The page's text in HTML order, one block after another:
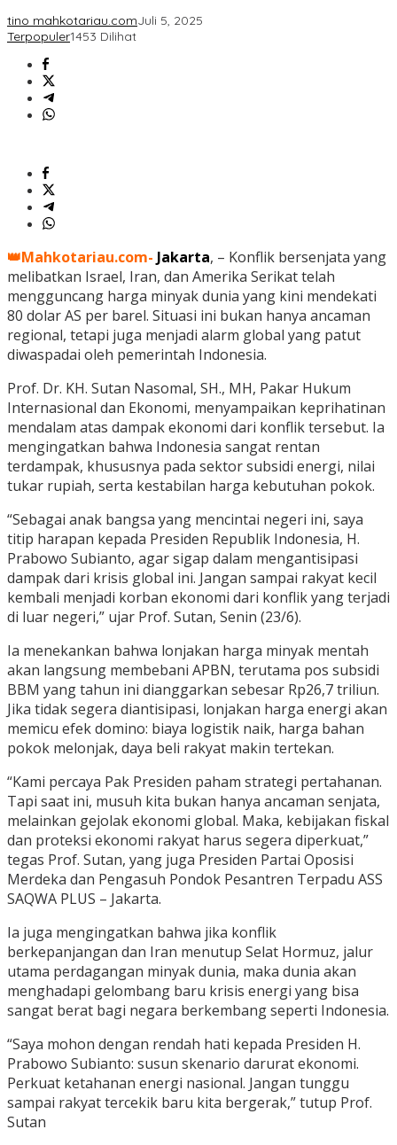
tino mahkotariau.comJuli 5, 2025
Terpopuler1453 Dilihat
👑Mahkotariau.com- Jakarta, – Konflik bersenjata yang
melibatkan Israel, Iran, dan Amerika Serikat telah
mengguncang harga minyak dunia yang kini mendekati
80 dolar AS per barel. Situasi ini bukan hanya ancaman
regional, tetapi juga menjadi alarm global yang patut
diwaspadai oleh pemerintah Indonesia.
Prof. Dr. KH. Sutan Nasomal, SH., MH, Pakar Hukum
Internasional dan Ekonomi, menyampaikan keprihatinan
mendalam atas dampak ekonomi dari konflik tersebut. Ia
mengingatkan bahwa Indonesia sangat rentan
terdampak, khususnya pada sektor subsidi energi, nilai
tukar rupiah, serta kestabilan harga kebutuhan pokok.
“Sebagai anak bangsa yang mencintai negeri ini, saya
titip harapan kepada Presiden Republik Indonesia, H.
Prabowo Subianto, agar sigap dalam mengantisipasi
dampak dari krisis global ini. Jangan sampai rakyat kecil
kembali menjadi korban ekonomi dari konflik yang terjadi
di luar negeri,” ujar Prof. Sutan, Senin (23/6).
Ia menekankan bahwa lonjakan harga minyak mentah
akan langsung membebani APBN, terutama pos subsidi
BBM yang tahun ini dianggarkan sebesar Rp26,7 triliun.
Jika tidak segera diantisipasi, lonjakan harga energi akan
memicu efek domino: biaya logistik naik, harga bahan
pokok melonjak, daya beli rakyat makin tertekan.
“Kami percaya Pak Presiden paham strategi pertahanan.
Tapi saat ini, musuh kita bukan hanya ancaman senjata,
melainkan gejolak ekonomi global. Maka, kebijakan fiskal
dan proteksi ekonomi rakyat harus segera diperkuat,”
tegas Prof. Sutan, yang juga Presiden Partai Oposisi
Merdeka dan Pengasuh Pondok Pesantren Terpadu ASS
SAQWA PLUS – Jakarta.
Ia juga mengingatkan bahwa jika konflik
berkepanjangan dan Iran menutup Selat Hormuz, jalur
utama perdagangan minyak dunia, maka dunia akan
menghadapi gelombang baru krisis energi yang bisa
sangat berat bagi negara berkembang seperti Indonesia.
“Saya mohon dengan rendah hati kepada Presiden H.
Prabowo Subianto: susun skenario darurat ekonomi.
Perkuat ketahanan energi nasional. Jangan tunggu
sampai rakyat tercekik baru kita bergerak,” tutup Prof.
Sutan